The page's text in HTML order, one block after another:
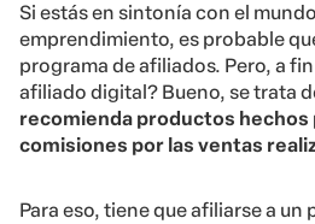
Si estás en sintonía con el
emprendimiento, es probable
programa de afiliados. Pero, a
afiliado digital? Bueno, se trata
recomienda productos hechos
comisiones por las ventas
Para eso, tiene que afiliarse a un